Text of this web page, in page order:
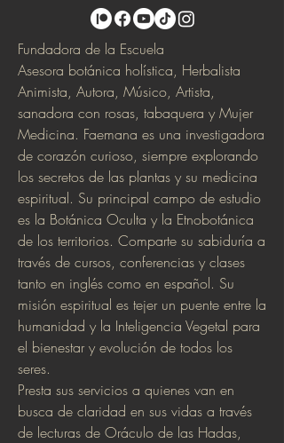
Fundadora de la Escuela
Asesora botánica holística, Herbalista
Animista, Autora, Músico, Artista,
sanadora con rosas, tabaquera y Mujer
Medicina. Faemana es una investigadora
de corazón curioso, siempre explorando
los secretos de las plantas y su medicina
espiritual. Su principal campo de estudio
es la Botánica Oculta y la Etnobotánica
de los territorios. Comparte su sabiduría a
través de cursos, conferencias y clases
tanto en inglés como en español. Su
misión espiritual es tejer un puente entre la
humanidad y la Inteligencia Vegetal para
el bienestar y evolución de todos los
seres.
Presta sus servicios a quienes van en
busca de claridad en sus vidas a través
de lecturas de Oráculo de las Hadas,